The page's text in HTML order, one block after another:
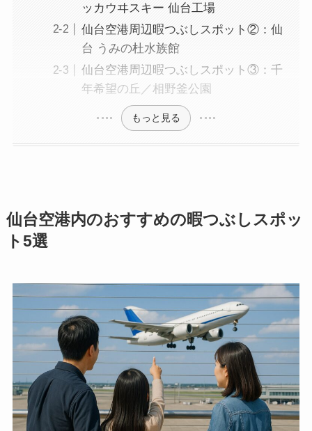
ッカウヰスキー 仙台工場
仙台空港周辺暇つぶしスポット②：仙
台 うみの杜水族館
仙台空港周辺暇つぶしスポット③：千
年希望の丘／相野釜公園
もっと見る
仙台空港内のおすすめの暇つぶしスポッ
ト5選